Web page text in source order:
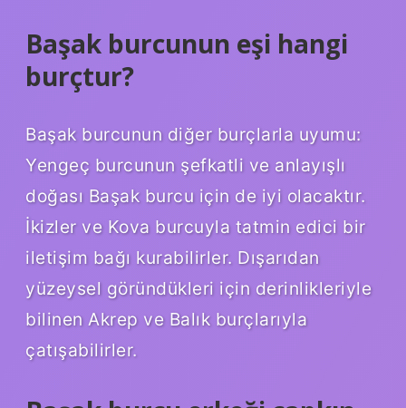
Başak burcunun eşi hangi
burçtur?
Başak burcunun diğer burçlarla uyumu:
Yengeç burcunun şefkatli ve anlayışlı
doğası Başak burcu için de iyi olacaktır.
İkizler ve Kova burcuyla tatmin edici bir
iletişim bağı kurabilirler. Dışarıdan
yüzeysel göründükleri için derinlikleriyle
bilinen Akrep ve Balık burçlarıyla
çatışabilirler.